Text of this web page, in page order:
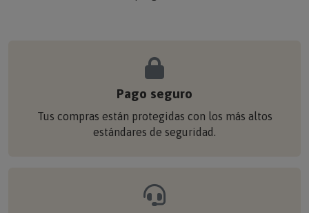
Pago seguro
Tus compras están protegidas con los más altos
estándares de seguridad.